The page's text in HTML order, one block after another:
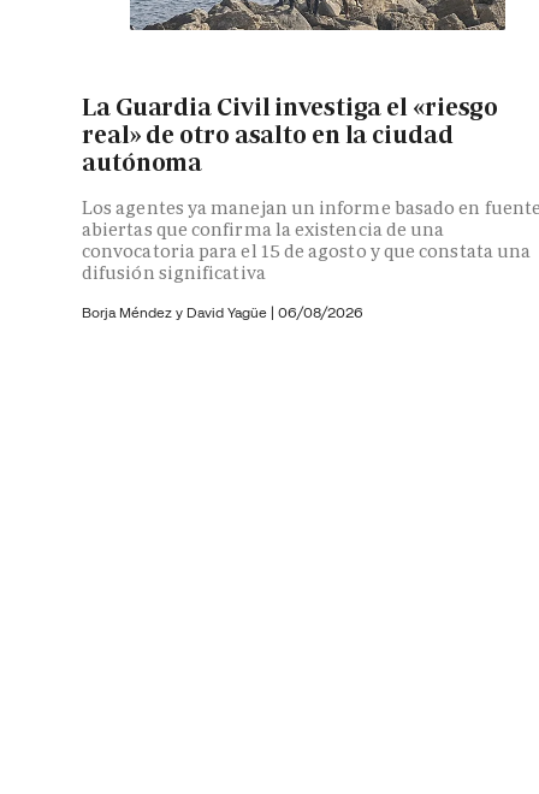
La Guardia Civil investiga el «riesgo
real» de otro asalto en la ciudad
autónoma
Los agentes ya manejan un informe basado en
abiertas que confirma la existencia de una
convocatoria para el 15 de agosto y que constata una
difusión significativa
Borja Méndez y David Yagüe | 06/08/2026